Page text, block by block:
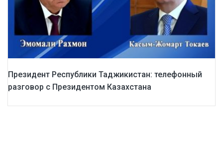
Президент Республики Таджикистан: телефонный
разговор с Президентом Казахстана